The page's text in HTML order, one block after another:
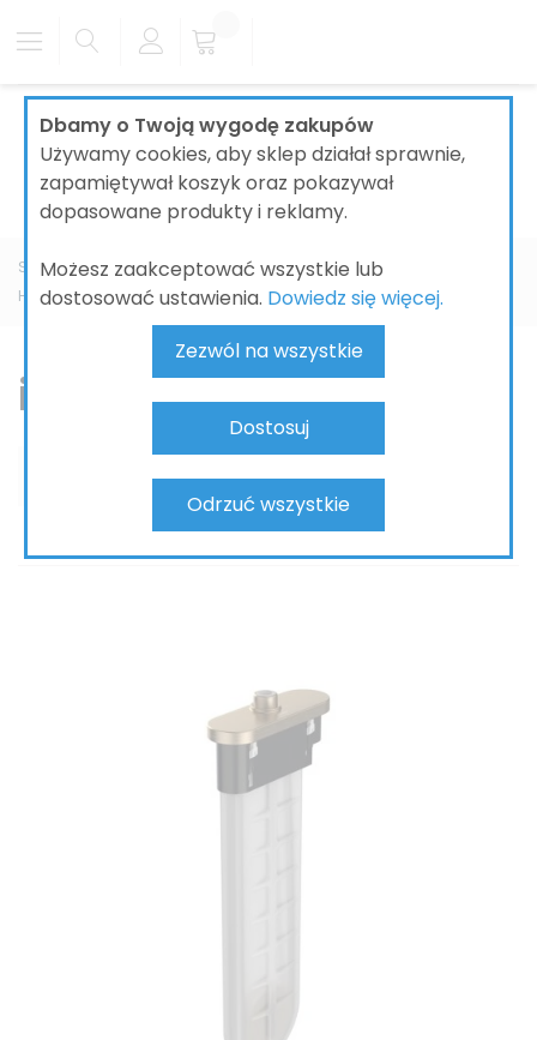
Dbamy o Twoją wygodę zakupów
Używamy cookies, aby sklep działał sprawnie,
zapamiętywał koszyk oraz pokazywał
dopasowane produkty i reklamy.
Możesz zaakceptować wszystkie lub
dostosować ustawienia. Dowiedz się więcej.
Zezwól na wszystkie
Dostosuj
Odrzuć wszystkie
Strona główna ŁAZIENKI
BATERIE ŁAZIENKOWE
HANSGROHE
iBOX
iBOX